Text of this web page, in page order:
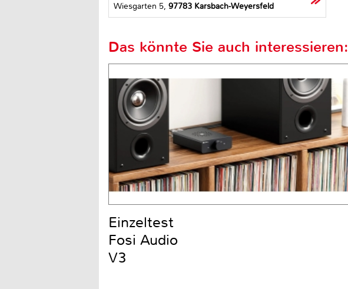
Wiesgarten 5, 97783 Karsbach-Weyersfeld
Das könnte Sie auch interessieren:
Einzeltest
Fosi Audio
V3